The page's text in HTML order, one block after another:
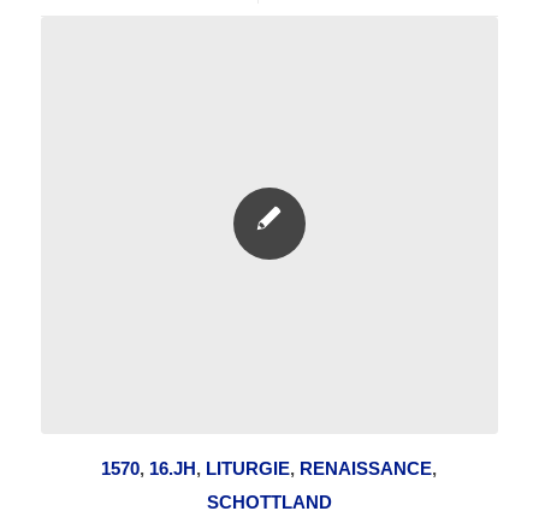
1570, 16.JH, LITURGIE, RENAISSANCE,
SCHOTTLAND